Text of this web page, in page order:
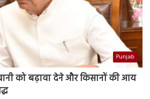
Punjab
को बढ़ावा देने और किसानों की आय